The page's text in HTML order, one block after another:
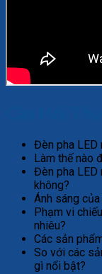
Đèn pha LED
Làm thế nào
Đèn pha LED
không?
Ánh sáng
Phạm vi
nhiêu?
Các sản
So với các
gì nổi bật?